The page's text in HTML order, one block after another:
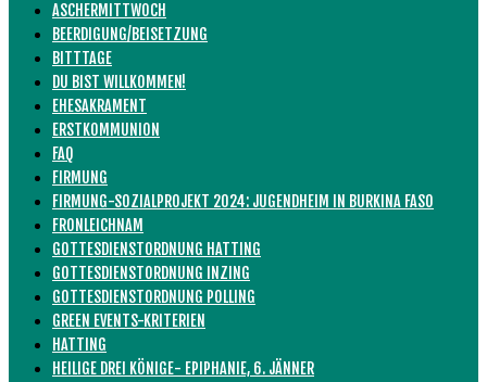
ASCHERMITTWOCH
BEERDIGUNG/BEISETZUNG
BITTTAGE
DU BIST WILLKOMMEN!
EHESAKRAMENT
ERSTKOMMUNION
FAQ
FIRMUNG
FIRMUNG-SOZIALPROJEKT 2024: JUGENDHEIM IN BURKINA FASO
FRONLEICHNAM
GOTTESDIENSTORDNUNG HATTING
GOTTESDIENSTORDNUNG INZING
GOTTESDIENSTORDNUNG POLLING
GREEN EVENTS-KRITERIEN
HATTING
HEILIGE DREI KÖNIGE- EPIPHANIE, 6. JÄNNER